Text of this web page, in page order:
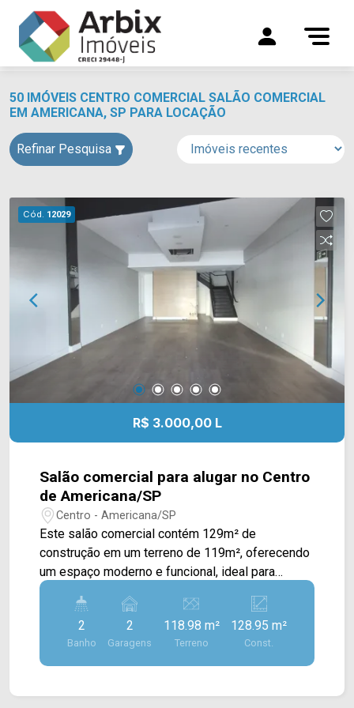
50 IMÓVEIS CENTRO COMERCIAL SALÃO COMERCIAL
EM AMERICANA, SP PARA LOCAÇÃO
Refinar Pesquisa
Cód. 12029
R$ 3.000,00 L
Salão comercial para alugar no Centro
de Americana/SP
Centro - Americana/SP
Este salão comercial contém 129m² de
construção em um terreno de 119m², oferecendo
um espaço moderno e funcional, ideal para
diferentes segmentos comerciais. O imóvel
dispõe de um amplo salão com fachada em
blindex, proporcionando excelente visibilidade e
iluminação natural, além de um mezanino que
amplia a área útil e oferece mais versatilidade
2
Banho
2
Garagens
118.98 m²
Terreno
128.95 m²
Const.